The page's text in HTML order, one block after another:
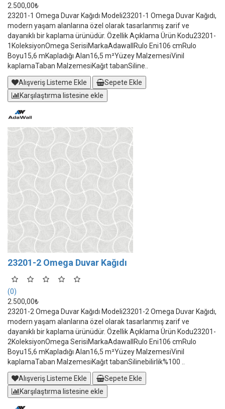
2.500,00₺
23201-1 Omega Duvar Kağıdı Modeli23201-1 Omega Duvar Kağıdı,
modern yaşam alanlarına özel olarak tasarlanmış zarif ve
dayanıklı bir kaplama ürünüdür. Özellik Açıklama Ürün Kodu23201-
1KoleksiyonOmega SerisiMarkaAdawallRulo Eni106 cmRulo
Boyu15,6 mKapladığı Alan16,5 m²Yüzey MalzemesiVinil
kaplamaTaban MalzemesiKağıt tabanSiline..
Alışveriş Listeme Ekle
Sepete Ekle
Karşılaştırma listesine ekle
23201-2 Omega Duvar Kağıdı
(0)
2.500,00₺
23201-2 Omega Duvar Kağıdı Modeli23201-2 Omega Duvar Kağıdı,
modern yaşam alanlarına özel olarak tasarlanmış zarif ve
dayanıklı bir kaplama ürünüdür. Özellik Açıklama Ürün Kodu23201-
2KoleksiyonOmega SerisiMarkaAdawallRulo Eni106 cmRulo
Boyu15,6 mKapladığı Alan16,5 m²Yüzey MalzemesiVinil
kaplamaTaban MalzemesiKağıt tabanSilinebilirlik%100 ..
Alışveriş Listeme Ekle
Sepete Ekle
Karşılaştırma listesine ekle